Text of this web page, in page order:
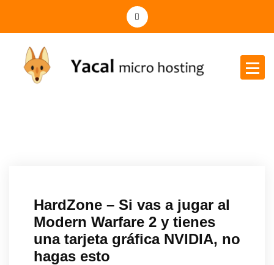
HardZone – Si vas a jugar al
Modern Warfare 2 y tienes
una tarjeta gráfica NVIDIA, no
hagas esto